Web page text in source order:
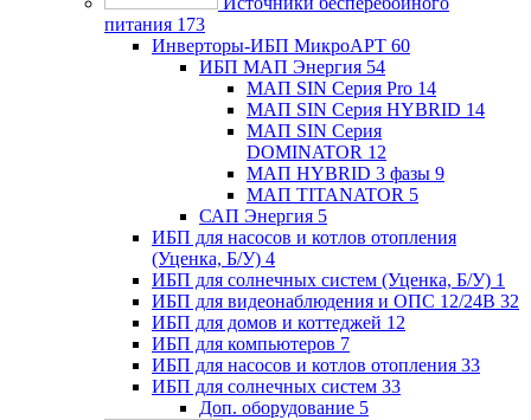
питания 173
Инверторы-ИБП МикроАРТ 60
ИБП МАП Энергия 54
МАП SIN Серия Pro 14
МАП SIN Серия HYBRID 14
МАП SIN Серия
DOMINATOR 12
МАП HYBRID 3 фазы 9
МАП TITANATOR 5
САП Энергия 5
ИБП для насосов и котлов отопления
(Уценка, Б/У) 4
ИБП для солнечных систем (Уценка, Б/У) 1
ИБП для видеонаблюдения и ОПС 12/24В 32
ИБП для домов и коттеджей 12
ИБП для компьютеров 7
ИБП для насосов и котлов отопления 33
ИБП для солнечных систем 33
Доп. оборудование 5